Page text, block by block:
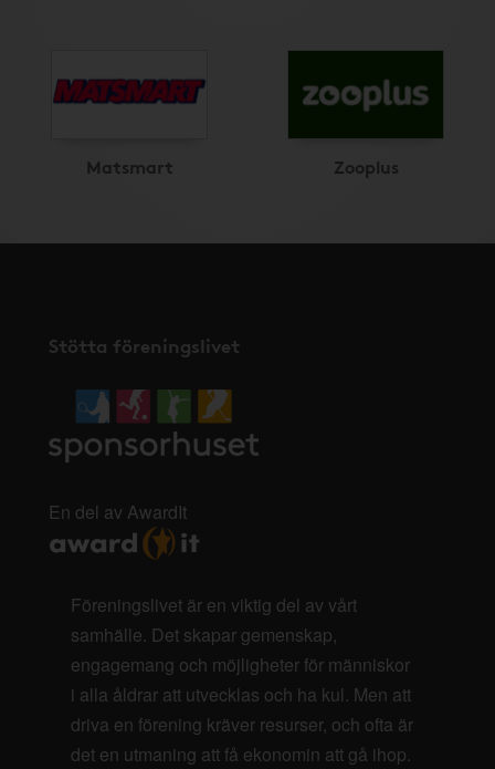
Matsmart Zooplus
Stötta föreningslivet
En del av AwardIt
Föreningslivet är en viktig del av vårt
samhälle. Det skapar gemenskap,
engagemang och möjligheter för människor
i alla åldrar att utvecklas och ha kul. Men att
driva en förening kräver resurser, och ofta är
det en utmaning att få ekonomin att gå ihop.